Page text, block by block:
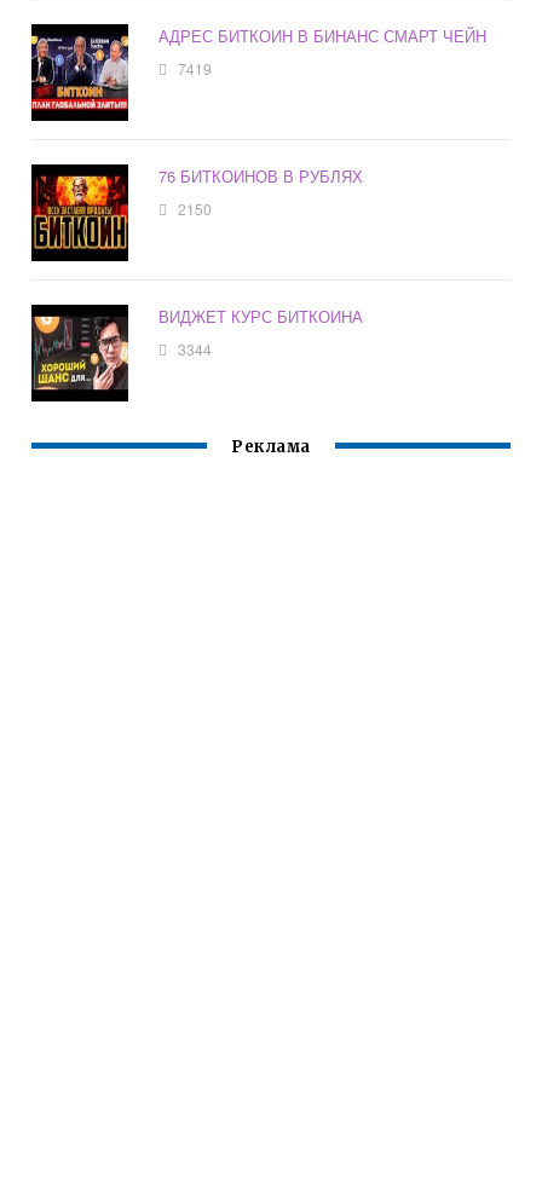
АДРЕС БИТКОИН В БИНАНС СМАРТ ЧЕЙН
7419
76 БИТКОИНОВ В РУБЛЯХ
2150
ВИДЖЕТ КУРС БИТКОИНА
3344
Реклама